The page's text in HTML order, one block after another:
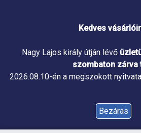
Kedves
Nagy Lajos király útján lévő
szombaton zárva
2026.08.10-én a megszokott
Bezárás